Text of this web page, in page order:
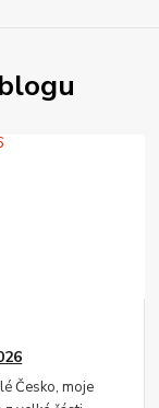
Česko, moje